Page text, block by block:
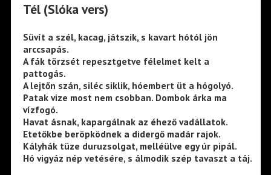
Tél (Slóka vers)
Süvít a szél, kacag, játszik, s kavart hótól jön
arccsapás.
A fák törzsét repesztgetve félelmet kelt a
pattogás.
A lejtőn szán, siléc siklik, hóembert üt a hógolyó.
Patak vize most nem csobban. Dombok árka ma
vízfogó.
Havat ásnak, kapargálnak az éhező vadállatok.
Etetőkbe beröpködnek a didergő madár rajok.
Kályhák tüze duruzsolgat, melléülve egy úr pipál.
Hó vigyáz nép vetésére, s álmodik szép tavaszt a táj.